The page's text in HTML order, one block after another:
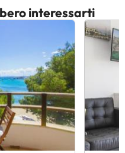
interessarti